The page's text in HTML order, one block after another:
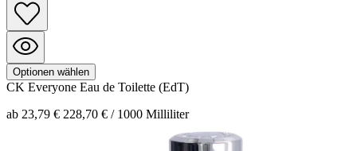
Optionen wählen
CK Everyone Eau de Toilette (EdT)
ab 23,79 € 228,70 € / 1000 Milliliter